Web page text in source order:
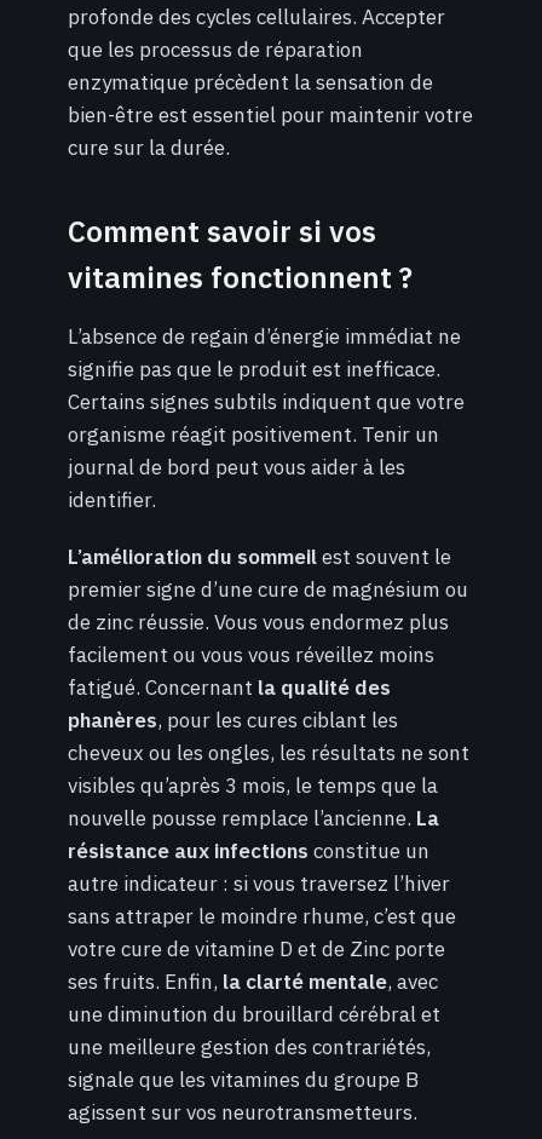
profonde des cycles cellulaires. Accepter
que les processus de réparation
enzymatique précèdent la sensation de
bien-être est essentiel pour maintenir votre
cure sur la durée.
Comment savoir si vos
vitamines fonctionnent ?
L’absence de regain d’énergie immédiat ne
signifie pas que le produit est inefficace.
Certains signes subtils indiquent que votre
organisme réagit positivement. Tenir un
journal de bord peut vous aider à les
identifier.
L’amélioration du sommeilest souvent le
premier signe d’une cure de magnésium ou
de zinc réussie. Vous vous endormez plus
facilement ou vous vous réveillez moins
fatigué. Concernant la qualité des
phanères, pour les cures ciblant les
cheveux ou les ongles, les résultats ne sont
visibles qu’après 3 mois, le temps que la
nouvelle pousse remplace l’ancienne. La
résistance aux infections constitue un
autre indicateur : si vous traversez l’hiver
sans attraper le moindre rhume, c’est que
votre cure de vitamine D et de Zinc porte
ses fruits. Enfin, la clarté mentale, avec
une diminution du brouillard cérébral et
une meilleure gestion des contrariétés,
signale que les vitamines du groupe B
agissent sur vos neurotransmetteurs.